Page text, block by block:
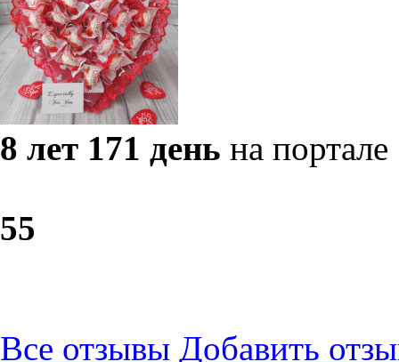
8 лет 171 день на портале
55
Все отзывы Добавить